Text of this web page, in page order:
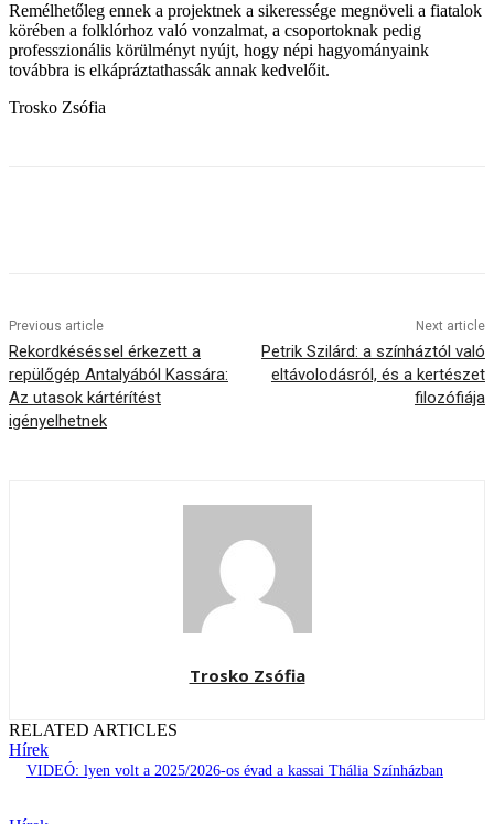
Remélhetőleg ennek a projektnek a sikeressége megnöveli a fiatalok
körében a folklórhoz való vonzalmat, a csoportoknak pedig
professzionális körülményt nyújt, hogy népi hagyományaink
továbbra is elkápráztathassák annak kedvelőit.
Trosko Zsófia
Previous article
Rekordkéséssel érkezett a
repülőgép Antalyából Kassára:
Az utasok kártérítést
igényelhetnek
Next article
Petrik Szilárd: a színháztól való
eltávolodásról, és a kertészet
filozófiája
Trosko Zsófia
RELATED ARTICLES
Hírek
VIDEÓ: lyen volt a 2025/2026-os évad a kassai Thália Színházban